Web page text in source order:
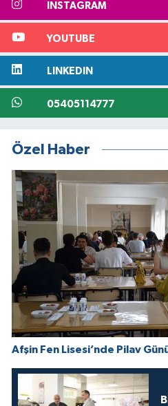
INSTAGRAM
YOUTUBE
LINKEDIN
05405114777
Özel Haber
Afşin Fen Lisesi’nde Pilav